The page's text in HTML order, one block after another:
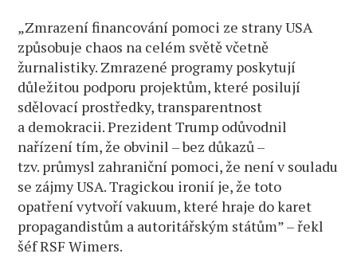
„Zmrazení financování pomoci ze strany USA
způsobuje chaos na celém světě včetně
žurnalistiky. Zmrazené programy poskytují
důležitou podporu projektům, které posilují
sdělovací prostředky, transparentnost
a demokracii. Prezident Trump odůvodnil
nařízení tím, že obvinil – bez důkazů –
tzv. průmysl zahraniční pomoci, že není v souladu
se zájmy USA. Tragickou ironií je, že toto
opatření vytvoří vakuum, které hraje do karet
propagandistům a autoritářským státům” – řekl
šéf RSF Wimers.